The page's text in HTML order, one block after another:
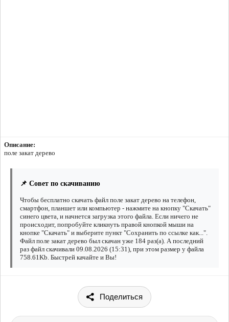
Описание:
поле закат дерево
📌 Совет по скачиванию
Чтобы бесплатно скачать файл поле закат дерево на телефон,
смартфон, планшет или компьютер - нажмите на кнопку "Скачать"
синего цвета, и начнется загрузка этого файла. Если ничего не
происходит, попробуйте кликнуть правой кнопкой мыши на
кнопке "Скачать" и выберите пункт "Сохранить по ссылке как...".
Файл поле закат дерево был скачан уже 184 раз(а). А последний
раз файл скачивали 09.08.2026 (15:31), при этом размер у файла
758.61Kb. Быстрей качайте и Вы!
Поделиться